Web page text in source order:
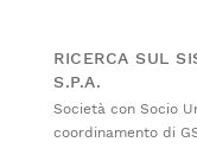
RICERCA SUL
S.P.A.
Società con Socio
coordinamento di